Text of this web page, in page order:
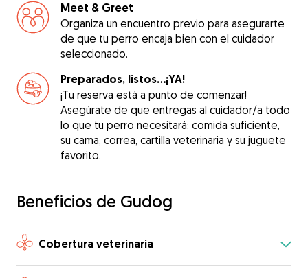
Meet & Greet
Organiza un encuentro previo para asegurarte
de que tu perro encaja bien con el cuidador
seleccionado.
Preparados, listos...¡YA!
¡Tu reserva está a punto de comenzar!
Asegúrate de que entregas al cuidador/a todo
lo que tu perro necesitará: comida suficiente,
su cama, correa, cartilla veterinaria y su juguete
favorito.
Beneficios de Gudog
Cobertura veterinaria